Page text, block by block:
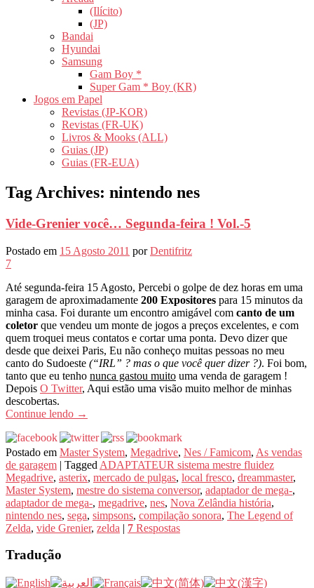
(Ilícito)
(JP)
Bandai
Hyundai
Samsung
Gam Boy *
Super Gam * Boy (KR)
Jogos em Papel
Revistas (JP-KOR)
Revistas (FR-UK)
Livros & Mooks (ALL)
Guias (JP)
Guias (FR-EUA)
Tag Archives: nintendo nes
Vide-Grenier você… Segunda-feira ! Vol.-5
Postado em 15 Agosto 2011 porDentifritz
7
Até segunda-feira 15 Agosto, Percebi o golpe de dez horas em uma
garagem de aproximadamente 200 Expositores para 15 minutos da
minha casa. Foi durante um encontro amigável com canto de um
coletor que vendeu um monte de jogos a preços excelentes, e com
quem troquei meus contatos e cortar uma ponta. Devo dizer que
desde que deixei Paris, Eu não conheço muitas pessoas no meu
canto do Sudoeste (“IRL” ? mas o que você quer dizer ?). Foi bom,
tanto que eu tenho nunca gastou muito uma venda de garagem !
Depois O Twitter, Aqui estão uma visão muito melhor de minhas
descobertas.
Continue lendo →
Postado em Master System, Megadrive, Nes / Famicom, As vendas
de garagem | Tagged ADAPTATEUR sistema mestre fluidez
Megadrive, asterix, mercado de pulgas, local fresco, dreammaster,
Master System, mestre do sistema conversor, adaptador de mega-,
adaptador de mega-, megadrive, nes, Nova Zelândia história,
nintendo nes, sega, simpsons, compilação sonora, The Legend of
Zelda, vide Grenier, zelda | 7 Respostas
Tradução